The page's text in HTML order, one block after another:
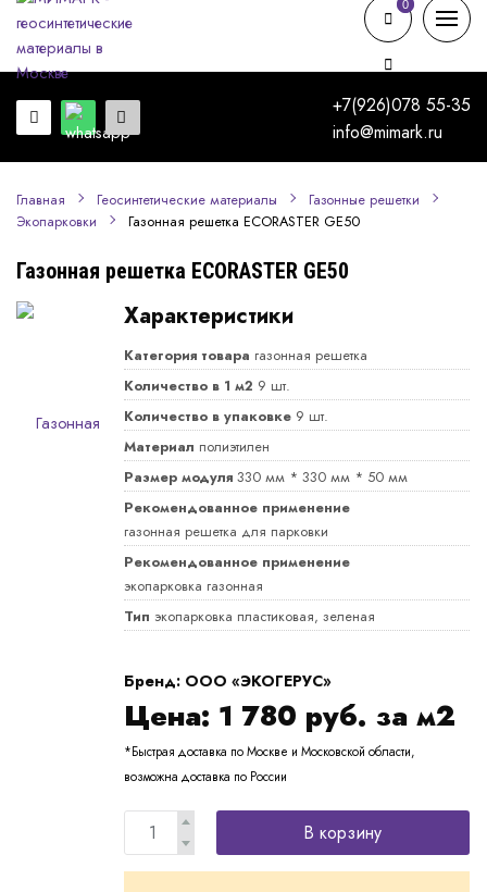
+7(926)078 55-35
info@mimark.ru
0
0
Главная Геосинтетические материалы
Газонные решетки
Экопарковки
Газонная решетка ECORASTER GE50
Газонная решетка ECORASTER GE50
Характеристики
Категория товара газонная решетка
Количество в 1 м2 9 шт.
Количество в упаковке 9 шт.
Материал полиэтилен
Размер модуля 330 мм * 330 мм * 50 мм
Рекомендованное применение
газонная решетка для парковки
Рекомендованное применение
экопарковка газонная
Тип экопарковка пластиковая, зеленая
Бренд: ООО «ЭКОГЕРУС»
Цена: 1 780 руб. за м2
*Быстрая доставка по Москве и Московской области,
возможна доставка по России
В корзину